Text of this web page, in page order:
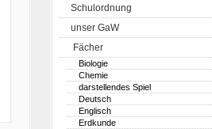
Schulordnung
unser GaW
Fächer
Biologie
Chemie
darstellendes Spiel
Deutsch
Englisch
Erdkunde